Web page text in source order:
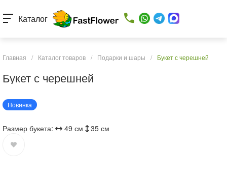
Каталог
Главная / Каталог товаров / Подарки и шары / Букет с черешней
Букет с черешней
Новинка
Размер букета: 49 см 35 см